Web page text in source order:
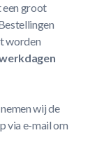
een groot
worden
wij de
via e-mail om